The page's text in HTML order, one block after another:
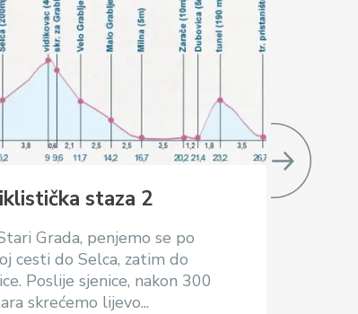
staza 2
Grada, penjemo se po
cesti do Selca, zatim do
Poslije sjenice, nakon 300
skrećemo lijevo...